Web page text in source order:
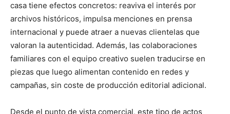
casa tiene efectos concretos: reaviva el interés por
archivos históricos, impulsa menciones en prensa
internacional y puede atraer a nuevas clientelas que
valoran la autenticidad. Además, las colaboraciones
familiares con el equipo creativo suelen traducirse en
piezas que luego alimentan contenido en redes y
campañas, sin coste de producción editorial adicional.
Desde el punto de vista comercial, este tipo de actos